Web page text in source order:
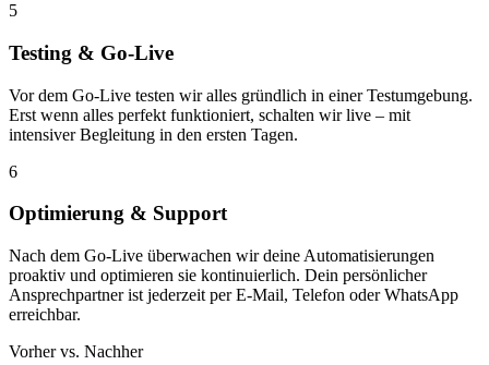
5
Testing & Go-Live
Vor dem Go-Live testen wir alles gründlich in einer Testumgebung.
Erst wenn alles perfekt funktioniert, schalten wir live – mit
intensiver Begleitung in den ersten Tagen.
6
Optimierung & Support
Nach dem Go-Live überwachen wir deine Automatisierungen
proaktiv und optimieren sie kontinuierlich. Dein persönlicher
Ansprechpartner ist jederzeit per E-Mail, Telefon oder WhatsApp
erreichbar.
Vorher vs. Nachher